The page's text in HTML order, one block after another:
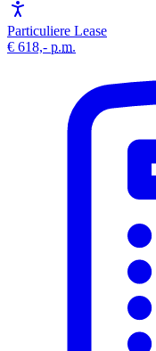
Particuliere Lease
€ 618,- p.m.